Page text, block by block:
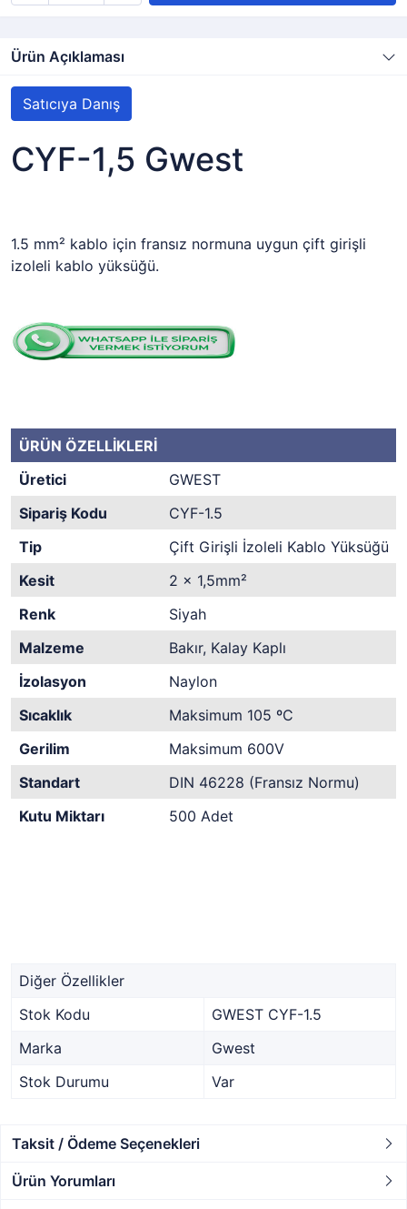
Ürün Açıklaması
Satıcıya Danış
CYF-1,5 Gwest
1.5 mm² kablo için fransız normuna uygun çift girişli
izoleli kablo yüksüğü.
ÜRÜN ÖZELLİKLERİ
Üretici
GWEST
Sipariş Kodu
CYF-1.5
Tip
Çift Girişli İzoleli Kablo Yüksüğü
Kesit
2 x 1,5mm²
Renk
Siyah
Malzeme
Bakır, Kalay Kaplı
İzolasyon
Naylon
Sıcaklık
Maksimum 105 ºC
Gerilim
Maksimum 600V
Standart
DIN 46228 (Fransız Normu)
Kutu Miktarı
500 Adet
Diğer Özellikler
Stok Kodu
GWEST CYF-1.5
Marka
Gwest
Stok Durumu
Var
Taksit / Ödeme Seçenekleri
Ürün Yorumları